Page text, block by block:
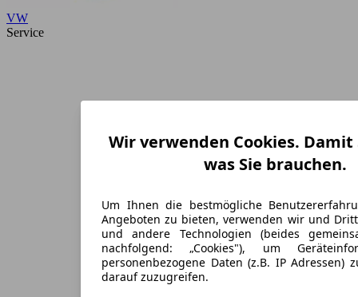
VW
Service
Wir verwenden Cookies.
was Sie brauchen.
Um Ihnen die bestmögliche
Angeboten zu bieten, verwenden wir und
und andere Technologien (beides
nachfolgend: „Cookies"), um
personenbezogene Daten (z.B. IP Adressen)
darauf zuzugreifen.